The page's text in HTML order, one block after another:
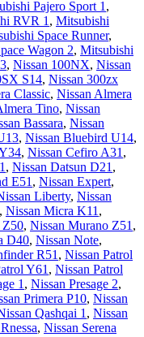
Pajero Sport 1 ,
RVR 1 , Mitsubishi
Space Runner,
Wagon 2, Mitsubishi
, Nissan 100NX, Nissan
S14, Nissan 300zx
Classic, Nissan Almera
Tino, Nissan
Bassara, Nissan
, Nissan Bluebird U14,
, Nissan Cefiro A31 ,
, Nissan Datsun D21 ,
E51 , Nissan Expert,
Liberty, Nissan
, Nissan Micra K11 ,
Z50, Nissan Murano Z51 ,
D40, Nissan Note,
R51 , Nissan Patrol
Y61 , Nissan Patrol
1 , Nissan Presage 2,
Primera P10, Nissan
Qashqai 1 , Nissan
, Nissan Serena